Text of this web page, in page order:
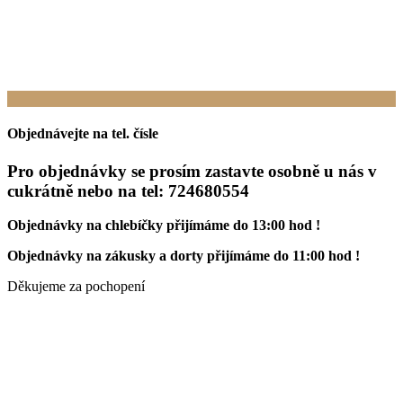
Objednávejte na tel. čísle
Pro objednávky se prosím zastavte osobně u nás v
cukrátně nebo na tel: 724680554
Objednávky na chlebíčky přijímáme do 13:00 hod !
Objednávky na zákusky a dorty přijímáme do 11:00 hod !
Děkujeme za pochopení